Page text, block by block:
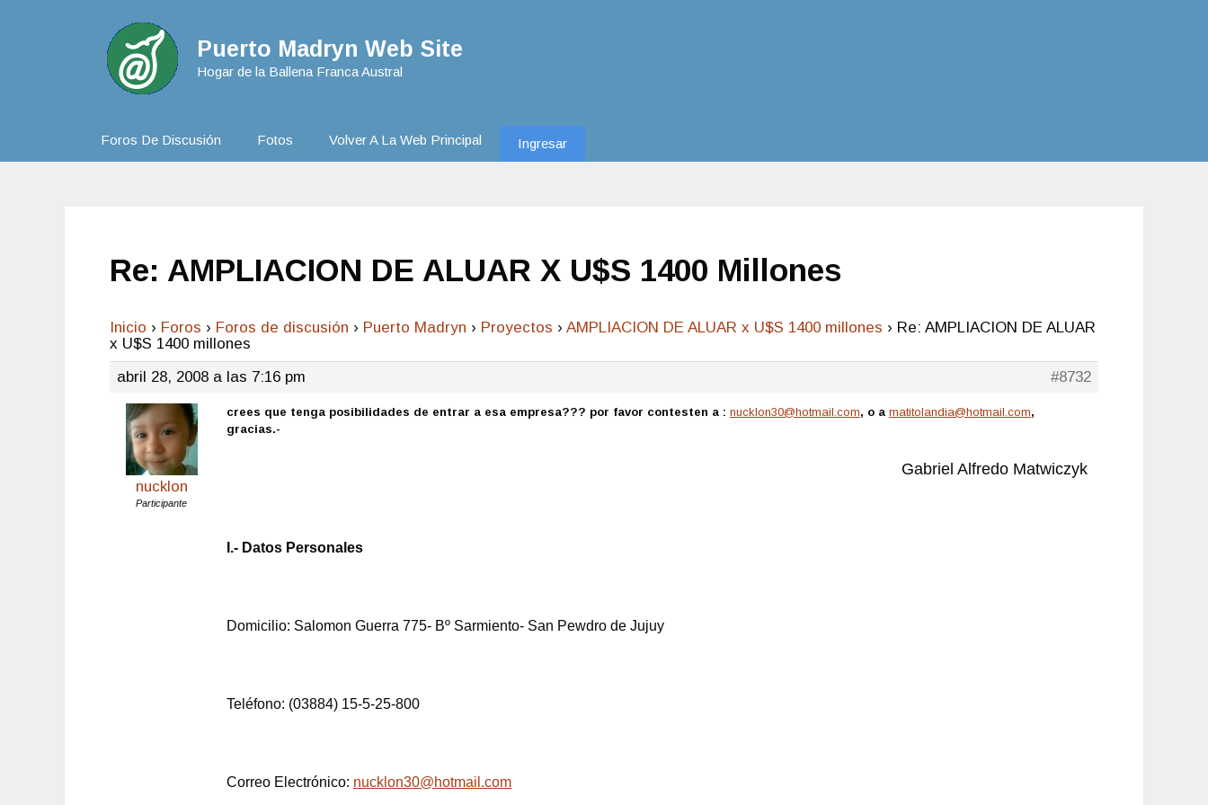
Puerto Madryn Web Site
Hogar de la Ballena Franca Austral
Foros De Discusión Fotos Volver A La Web Principal Ingresar
Re: AMPLIACION DE ALUAR X U$S 1400 Millones
Inicio › Foros › Foros de discusión › Puerto Madryn › Proyectos › AMPLIACION DE ALUAR x U$S 1400 millones › Re: AMPLIACION DE ALUAR
x U$S 1400 millones
abril 28, 2008 a las 7:16 pm
#8732
nucklon
Participante
crees que tenga posibilidades de entrar a esa empresa??? por favor contesten a : nucklon30@hotmail.com, o a matitolandia@hotmail.com,
gracias.-
Gabriel Alfredo Matwiczyk
I.- Datos Personales
Domicilio: Salomon Guerra 775- Bº Sarmiento- San Pewdro de Jujuy
Teléfono: (03884) 15-5-25-800
Correo Electrónico: nucklon30@hotmail.com